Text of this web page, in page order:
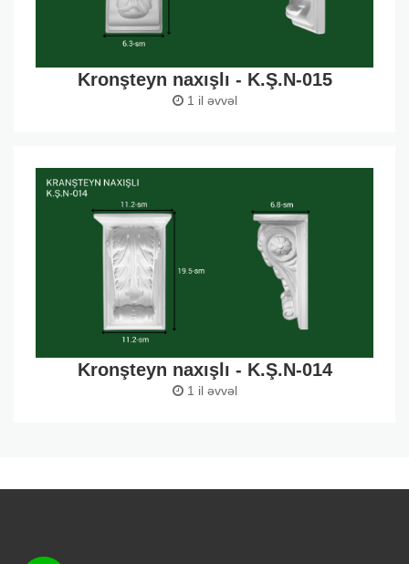
Kronşteyn naxışlı - K.Ş.N-015
1 il əvvəl
Kronşteyn naxışlı - K.Ş.N-014
1 il əvvəl